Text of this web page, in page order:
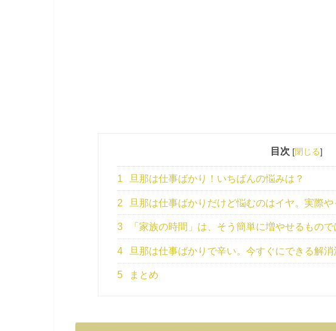
目次 [閉じる]
1 旦那は仕事ばかり！いちばんの悩みは？
2 旦那は仕事ばかりだけど悩むのはイヤ。実際
3 「家族の時間」は、そう簡単に増やせるもので
4 旦那は仕事ばかりで辛い。今すぐにできる解消
5 まとめ